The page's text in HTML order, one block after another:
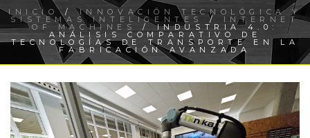
INICIO/INNOVACIÓN TECNOLÓGICA Y
SISTEMAS INTELIGENTES / INTERNET
OF MACHINES / INDUSTRIA 4.0:
ANÁLISIS COMPARATIVO DE
TECNOLOGÍAS DE TRANSPORTE EN LA
FABRICACIÓN AVANZADA